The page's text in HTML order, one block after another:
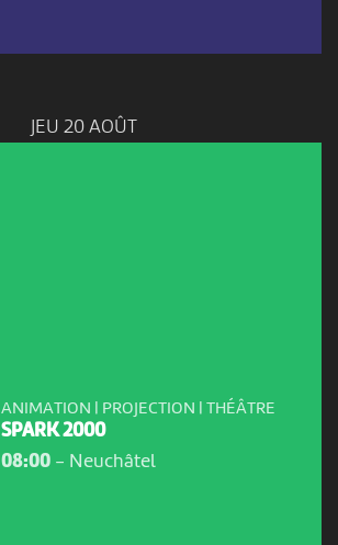
JEU 20 AOÛT
ANIMATION | PROJECTION | THÉÂTRE
SPARK 2000
08:00- Neuchâtel